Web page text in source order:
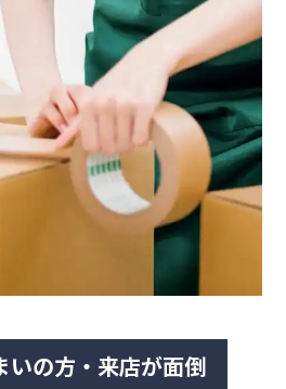
I Olympica Nova III
Center G2 Sonetto
II G2 Sonetto V G2
いの方・来店が面倒